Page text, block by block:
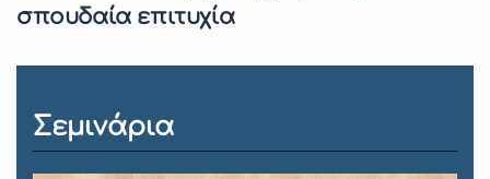
σπουδαία επιτυχία
Σεμινάρια